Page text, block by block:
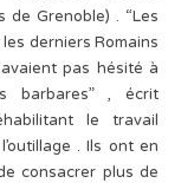
de Grenoble) . “Les
derniers Romains
pas hésité à
barbares” , écrit
le travail
. Ils ont en
consacrer plus de